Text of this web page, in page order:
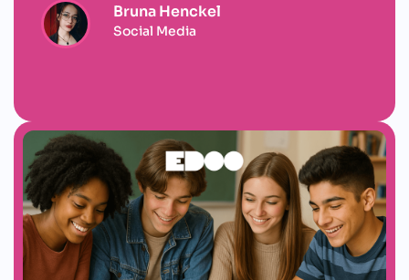
Bruna Henckel
Social Media